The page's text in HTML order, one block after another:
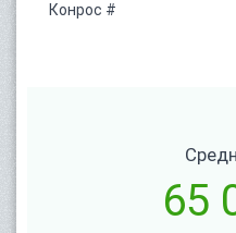
Конрос #
65